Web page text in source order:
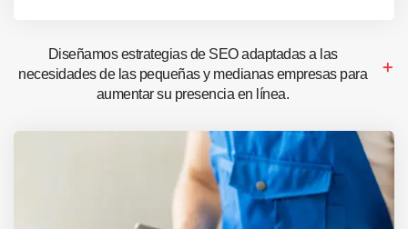
Diseñamos estrategias de SEO adaptadas a las
necesidades de las pequeñas y medianas empresas para
aumentar su presencia en línea.